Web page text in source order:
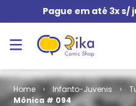
Pague em até 3x s/
Infanto-Juvenis
Mônica # 094